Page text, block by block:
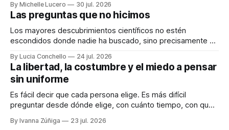
"hola". Así de simple, así de peligroso. Las recientes
desapariciones de adolescentes en Jalisco han vuelto a
encender una alerta que desde hace años
By Michelle Lucero 30 jul. 2026
Las preguntas que no hicimos
Los mayores descubrimientos científicos no estén
escondidos donde nadie ha buscado, sino precisamente en
explorados. Audiocolumna0:00/251.761× Lo femenino
como punto ciego en la ciencia La ciencia promete una
visión objetiva de la realidad. Creemos que avanza guiada
únicamente por la
By Lucia Conchello 24 jul. 2026
La libertad, la costumbre y el miedo a pensar
sin uniforme
Es fácil decir que cada persona elige. Es más difícil
preguntar desde dónde elige, con cuánto tiempo, con qué
Audiocolumna0:00/580.5121× "Free as a Bird" - The
By Ivanna Zúñiga 23 jul. 2026